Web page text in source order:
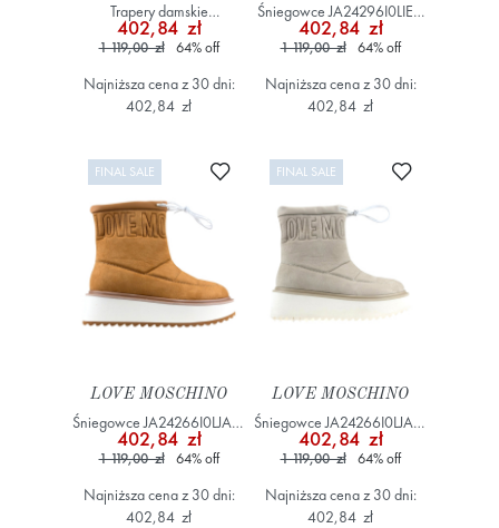
Trapery damskie
JA15484G0LIPA Beżowy
402,84 zł
1 119,00 zł 64%off
Najniższa cena z 30 dni:
402,84 zł
Śniegowce JA24296I0LIEC
Czarny
402,84 zł
1 119,00 zł 64%off
Najniższa cena z 30 dni:
402,84 zł
FINAL SALE Dodaj do ulubionych
LOVE MOSCHINO
Śniegowce JA24266I0LJAW
Beżowy
402,84 zł
1 119,00 zł 64%off
Najniższa cena z 30 dni:
402,84 zł
FINAL SALE Dodaj do
LOVE MOSCHINO
Śniegowce JA24266I0LJAW
Beżowy
402,84 zł
1 119,00 zł 64%off
Najniższa cena z 30 dni:
402,84 zł